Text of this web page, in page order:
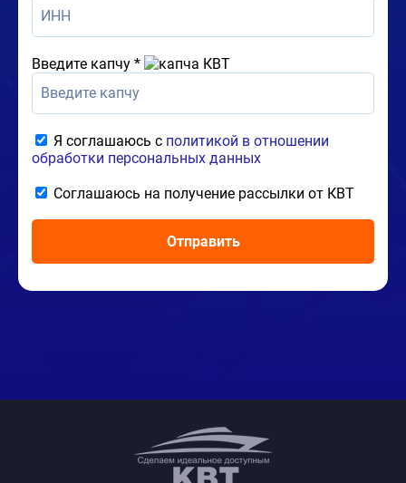
Введите капчу *
Я соглашаюсь с политикой в отношении
обработки персональных данных
Соглашаюсь на получение рассылки от КВТ
Отправить